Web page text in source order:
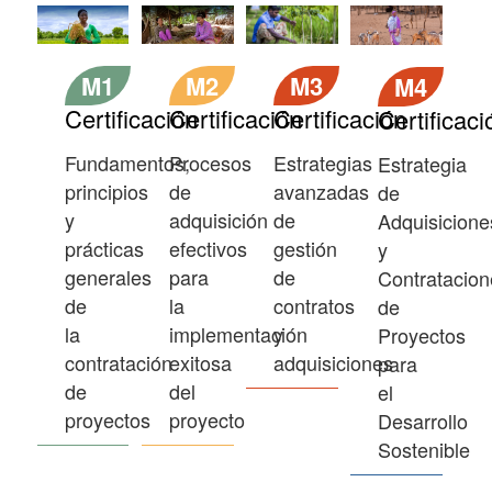
M1
Certificación
Fundamentos,
principios
y
prácticas
generales
de
la
contratación
de
proyectos
M2
Certificación
Procesos
de
adquisición
efectivos
para
la
implementación
exitosa
del
proyecto
M3
Certificación
Estrategias
avanzadas
de
gestión
de
contratos
y
adquisiciones
M4
Estrategia
de
y
de
Proyectos
para
el
Desarrollo
Sostenible